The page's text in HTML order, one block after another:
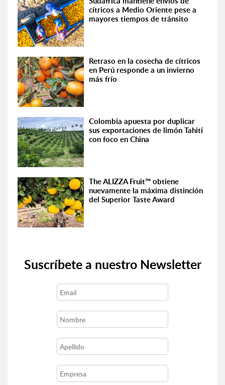
cítricos a Medio Oriente pese a
mayores tiempos de tránsito
Retraso en la cosecha de cítricos
en Perú responde a un invierno
más frío
Colombia apuesta por duplicar
sus exportaciones de limón Tahití
con foco en China
The ALIZZA Fruit™ obtiene
nuevamente la máxima distinción
del Superior Taste Award
Suscríbete a nuestro Newsletter